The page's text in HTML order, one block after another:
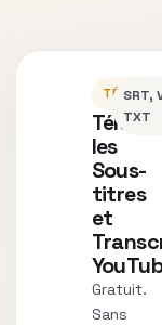
les
Sous-
titres
et
Gratuit.
Sans
SRT,
TXT